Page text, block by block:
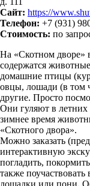
Сайт: https://
Телефон: +7 (931)
Стоимость: по
На «Скотном дворе»
содержатся
домашние птицы
овцы, лошади (в том
другие. Просто
Они гуляют в летних
зимнее время
«Скотного двора».
Можно заказать
интерактивную
погладить,
также поучаствовать
лошадки или пони.